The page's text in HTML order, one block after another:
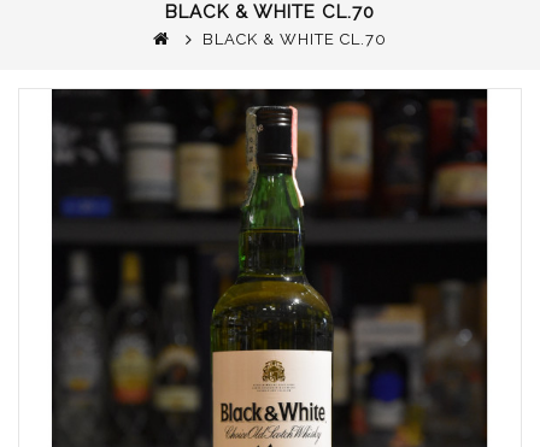
BLACK & WHITE CL.70
BLACK & WHITE CL.70